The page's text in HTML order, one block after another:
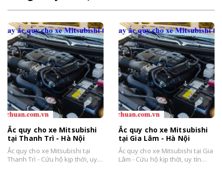
Ắc quy cho xe Mitsubishi
tại Thanh Trì - Hà Nội
Ắc quy cho xe Mitsubishi tại
Thanh Trì - Cứu hộ kịp thời, uy
Ắc quy cho xe Mitsubishi
tại Gia Lâm - Hà Nội
Ắc quy cho xe Mitsubishi tại Gia
Lâm - Cứu hộ kịp thời, uy tín